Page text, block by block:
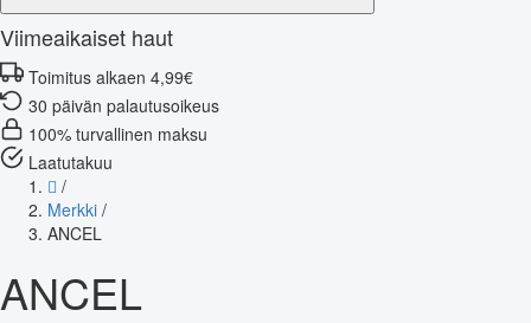
Viimeaikaiset haut
Toimitus alkaen 4,99€
30 päivän palautusoikeus
100% turvallinen maksu
Laatutakuu
/
Merkki /
ANCEL
ANCEL